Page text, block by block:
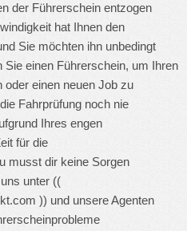
der Führerschein entzogen
hat Ihnen den
Sie möchten ihn unbedingt
einen Führerschein, um Ihren
einen neuen Job zu
Fahrprüfung noch nie
Ihres engen
für die
musst dir keine Sorgen
unter ((
)) und unsere Agenten